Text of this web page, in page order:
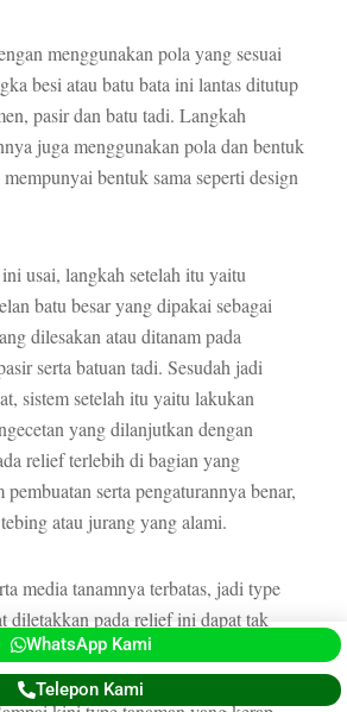
menggunakan pola yang sesuai
besi atau batu bata ini lantas ditutup
pasir dan batu tadi. Langkah
juga menggunakan pola dan bentuk
bentuk sama seperti design
usai, langkah setelah itu yaitu
batu besar yang dipakai sebagai
dilesakan atau ditanam pada
serta batuan tadi. Sesudah jadi
sistem setelah itu yaitu lakukan
yang dilanjutkan dengan
relief terlebih di bagian yang
serta pengaturannya benar,
atau jurang yang alami.
media tanamnya terbatas, jadi type
diletakkan pada relief ini dapat tak
yg tidak bisa dilupakan yaitu
sesuai dengan bentuk relief atau
WhatsApp Kami
Telepon Kami